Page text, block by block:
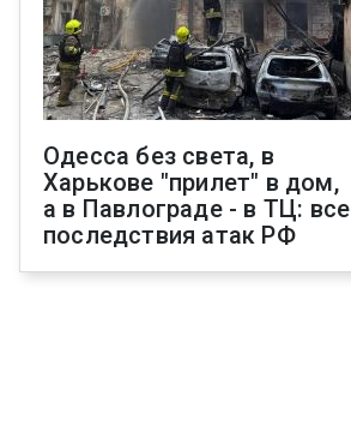
Одесса без света, в
Харькове "прилет" в дом,
а в Павлограде - в ТЦ: все
последствия атак РФ